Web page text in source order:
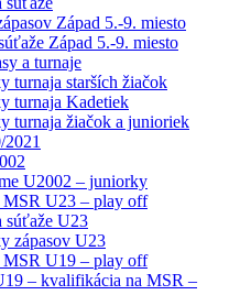
Západ 5.-9. miesto
Západ 5.-9. miesto
a turnaje
turnaja starších žiačok
turnaja Kadetiek
turnaja žiačok a junioriek
U2002 – juniorky
MSR U23 – play off
súťaže U23
zápasov U23
MSR U19 – play off
– kvalifikácia na MSR –